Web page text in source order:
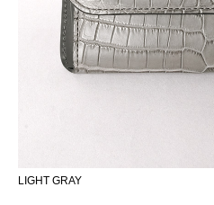
LIGHT GRAY